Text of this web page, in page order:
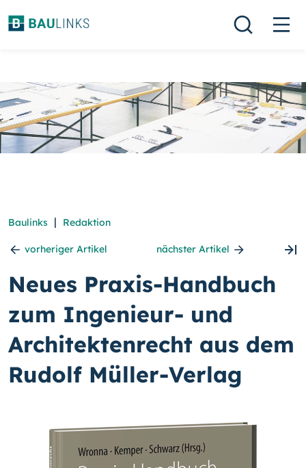
Baulinks | Redaktion
vorheriger Artikel nächster Artikel
Neues Praxis-Handbuch
zum Ingenieur- und
Architektenrecht aus dem
Rudolf Müller-Verlag